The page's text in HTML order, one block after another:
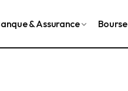
& Assurance Bourse